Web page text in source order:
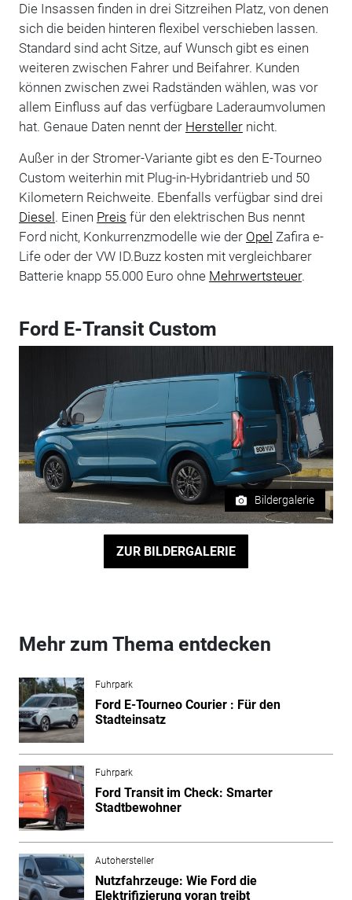
Die Insassen finden in drei Sitzreihen Platz, von denen
sich die beiden hinteren flexibel verschieben lassen.
Standard sind acht Sitze, auf Wunsch gibt es einen
weiteren zwischen Fahrer und Beifahrer. Kunden
können zwischen zwei Radständen wählen, was vor
allem Einfluss auf das verfügbare Laderaumvolumen
hat. Genaue Daten nennt der Herstellernicht.
Außer in der Stromer-Variante gibt es den E-Tourneo
Custom weiterhin mit Plug-in-Hybridantrieb und 50
Kilometern Reichweite. Ebenfalls verfügbar sind drei
Diesel . Einen Preis für den elektrischen Bus nennt
Ford nicht, Konkurrenzmodelle wie der Opel Zafira e-
Life oder der VW ID.Buzz kosten mit vergleichbarer
Batterie knapp 55.000 Euro ohne Mehrwertsteuer.
Ford E-Transit Custom
Bildergalerie
ZUR BILDERGALERIE
Mehr zum Thema entdecken
Fuhrpark
Ford E-Tourneo Courier : Für den
Stadteinsatz
Fuhrpark
Ford Transit im Check: Smarter
Stadtbewohner
Autohersteller
Nutzfahrzeuge: Wie Ford die
Elektrifizierung voran treibt